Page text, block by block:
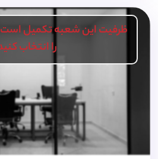
ظرفیت این شعبه تکمیل است،
را انتخاب